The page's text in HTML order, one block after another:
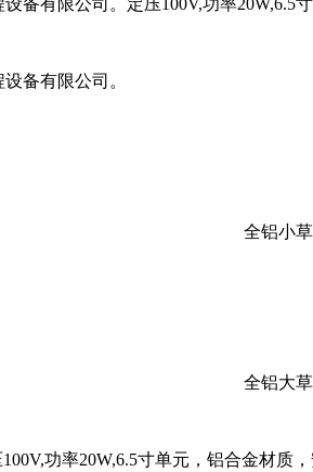
备有限公司。
全铝小
全铝大
功率20W,6.5寸单元，铝合金材质